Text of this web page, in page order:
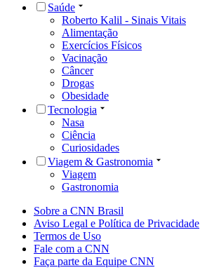
Saúde
Roberto Kalil - Sinais Vitais
Alimentação
Exercícios Físicos
Vacinação
Câncer
Drogas
Obesidade
Tecnologia
Nasa
Ciência
Curiosidades
Viagem & Gastronomia
Viagem
Gastronomia
Sobre a CNN Brasil
Aviso Legal e Política de Privacidade
Termos de Uso
Fale com a CNN
Faça parte da Equipe CNN